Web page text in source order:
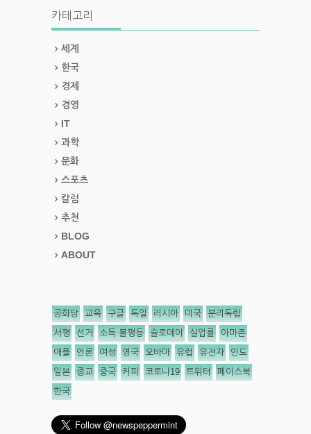
카테고리
세계
한국
경제
경영
IT
과학
문화
스포츠
칼럼
추천
BLOG
ABOUT
공화당 교육 구글 독일 러시아 미국 분리독립
서평 선거 소득 불평등 슬로데이 실업률 아마존
애플 언론 여성 영국 오바마 유럽 유전자 인도
일본 종교 중국 커피 코로나19 트위터 페이스북
한국